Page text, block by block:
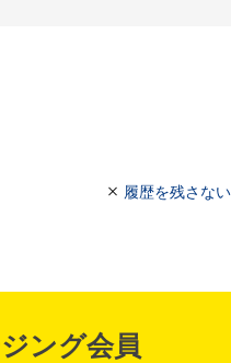
履歴を残さない
ング会員